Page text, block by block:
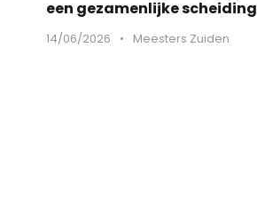
een gezamenlijke scheiding
14/06/2026 • Meesters Zuiden